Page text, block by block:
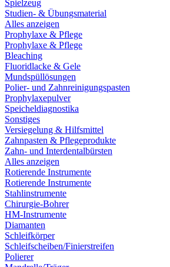
Spielzeug
Studien- & Übungsmaterial
Alles anzeigen
Prophylaxe & Pflege
Prophylaxe & Pflege
Bleaching
Fluoridlacke & Gele
Mundspüllösungen
Polier- und Zahnreinigungspasten
Prophylaxepulver
Speicheldiagnostika
Sonstiges
Versiegelung & Hilfsmittel
Zahnpasten & Pflegeprodukte
Zahn- und Interdentalbürsten
Alles anzeigen
Rotierende Instrumente
Rotierende Instrumente
Stahlinstrumente
Chirurgie-Bohrer
HM-Instrumente
Diamanten
Schleifkörper
Schleifscheiben/Finierstreifen
Polierer